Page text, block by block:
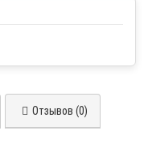
Отзывов (0)